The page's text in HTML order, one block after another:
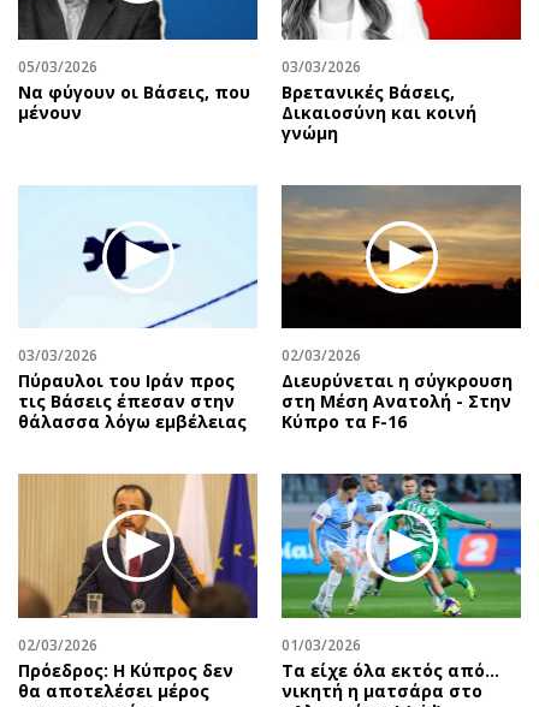
Αθλητισμός
Κύπρος
Ελλάδα
Διεθνή
Οικονομία
Real Estate
Αγορές
Money Review
AstroBank Properties
Ενέργεια
Περιβάλλον
Ελλάδα
Κόσμος
Παράξενα
Πολιτισμός
Geek
Νέα
Κινητά-tablets
Social
Αφιερώματα
Πολιτική
Οικονομία
Αναδρομές
Πρόσωπα
Περιβάλλον
Γυναίκα
Showbiz
Ταξίδια
Συνταγές
Έξοδος
Media
Εκπομπές
05/03/2026
Να φύγουν οι Βάσεις, που
μένουν
03/03/2026
Βρετανικές Βάσεις,
Δικαιοσύνη και κοινή
γνώμη
03/03/2026
Πύραυλοι του Ιράν προς
τις Βάσεις έπεσαν στην
θάλασσα λόγω εμβέλειας
02/03/2026
Διευρύνεται η σύγκρουση
στη Μέση Ανατολή - Στην
Κύπρο τα F-16
02/03/2026
Πρόεδρος: Η Κύπρος δεν
θα αποτελέσει μέρος
01/03/2026
Τα είχε όλα εκτός από…
νικητή η ματσάρα στο